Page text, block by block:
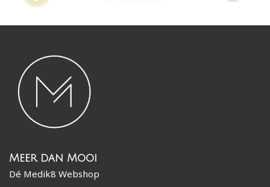
Meer dan Mooi
Dé Medik8 Webshop